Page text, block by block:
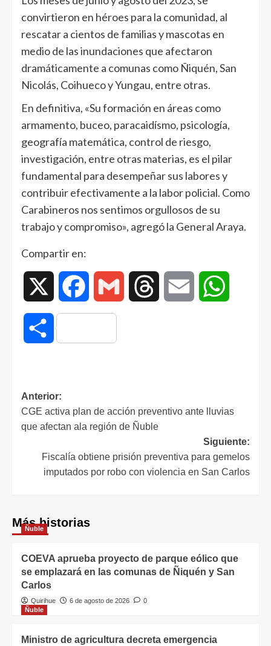
convirtieron en héroes para la comunidad, al
rescatar a cientos de familias y mascotas en
medio de las inundaciones que afectaron
dramáticamente a comunas como Ñiquén, San
Nicolás, Coihueco y Yungau, entre otras.
En definitiva, «Su formación en áreas como
armamento, buceo, paracaidísmo, psicología,
geografía matemática, control de riesgo,
investigación, entre otras materias, es el pilar
fundamental para desempeñar sus labores y
contribuir efectivamente a la labor policial. Como
Carabineros nos sentimos orgullosos de su
trabajo y compromiso», agregó la General Araya.
Compartir en:
Facebook Gmail Threads Email
Compartir
Anterior:
CGE activa plan de acción preventivo ante lluvias
que afectan ala región de Ñuble
Siguiente:
Fiscalía obtiene prisión preventiva para gemelos
imputados por robo con violencia en San Carlos
Más historias
Ñuble
COEVA aprueba proyecto de parque eólico que
se emplazará en las comunas de Ñiquén y San
Carlos
Quirihue 6 de agosto de 2026
0
Ñuble
Ministro de agricultura decreta emergencia